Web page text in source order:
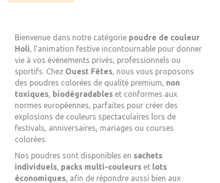
Bienvenue dans notre catégorie poudre de couleur
Holi, l’animation festive incontournable pour donner
vie à vos événements privés, professionnels ou
sportifs. Chez Ouest Fêtes, nous vous proposons
des poudres colorées de qualité premium, non
toxiques, biodégradables et conformes aux
normes européennes, parfaites pour créer des
explosions de couleurs spectaculaires lors de
festivals, anniversaires, mariages ou courses
colorées.
Nos poudres sont disponibles en sachets
individuels, packs multi-couleurs et lots
économiques, afin de répondre aussi bien aux